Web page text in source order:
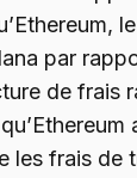
par
de frais
les frais de